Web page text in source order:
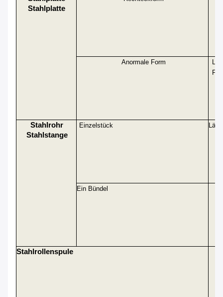
Stahlplatte
Anormale Form
Stahlrohr
Stahlstange
Einzelstück
Ein Bündel
Stahlrollenspule